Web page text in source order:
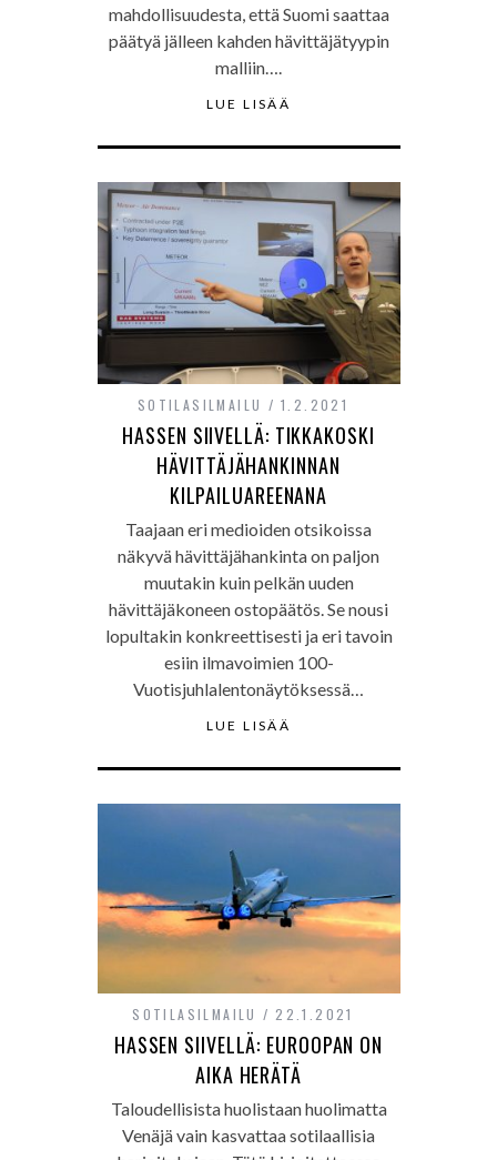
mahdollisuudesta, että Suomi saattaa
päätyä jälleen kahden hävittäjätyypin
malliin….
LUE LISÄÄ
SOTILASILMAILU 1.2.2021
HASSEN SIIVELLÄ: TIKKAKOSKI
HÄVITTÄJÄHANKINNAN
KILPAILUAREENANA
Taajaan eri medioiden otsikoissa
näkyvä hävittäjähankinta on paljon
muutakin kuin pelkän uuden
hävittäjäkoneen ostopäätös. Se nousi
lopultakin konkreettisesti ja eri tavoin
esiin ilmavoimien 100-
Vuotisjuhlalentonäytöksessä…
LUE LISÄÄ
SOTILASILMAILU 22.1.2021
HASSEN SIIVELLÄ: EUROOPAN ON
AIKA HERÄTÄ
Taloudellisista huolistaan huolimatta
Venäjä vain kasvattaa sotilaallisia